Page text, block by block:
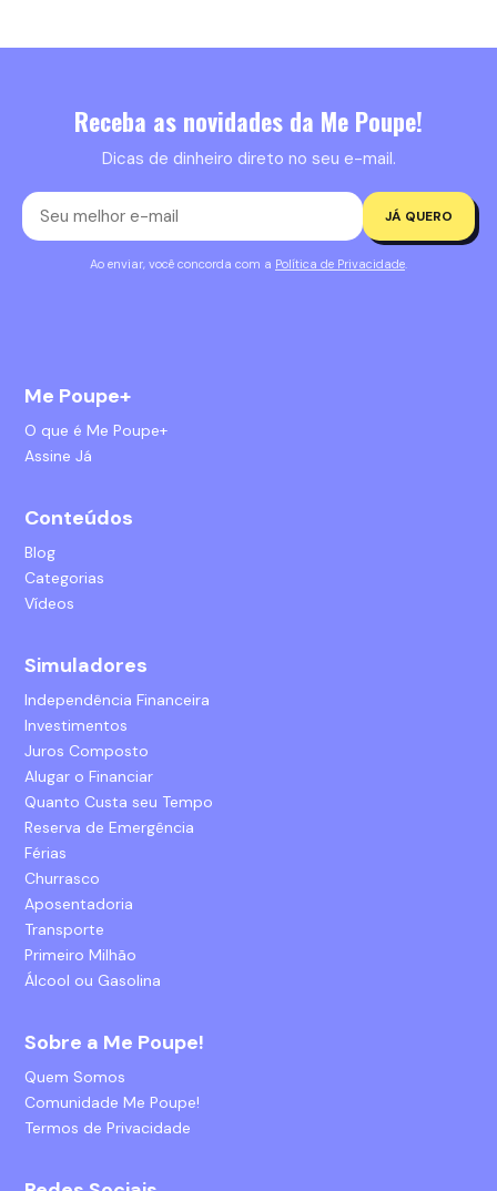
Receba as novidades da Me Poupe!
Dicas de dinheiro direto no seu e-mail.
JÁ QUERO
Ao enviar, você concorda com a Política de Privacidade
Me Poupe+
O que é Me Poupe+
Assine Já
Conteúdos
Blog
Categorias
Vídeos
Simuladores
Independência Financeira
Investimentos
Juros Composto
Alugar o Financiar
Quanto Custa seu Tempo
Reserva de Emergência
Férias
Churrasco
Aposentadoria
Transporte
Primeiro Milhão
Álcool ou Gasolina
Sobre a Me Poupe!
Quem Somos
Comunidade Me Poupe!
Termos de Privacidade